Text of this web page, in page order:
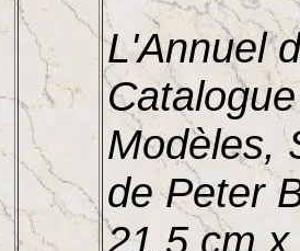
L'Annuel
Modèles,
de Peter
21.5 cm